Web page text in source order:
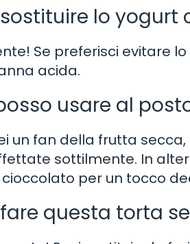
lo yogurt
Se preferisci evitare
acida.
usare al
un fan della frutta
sottilmente. In
per un tocco
questa torta